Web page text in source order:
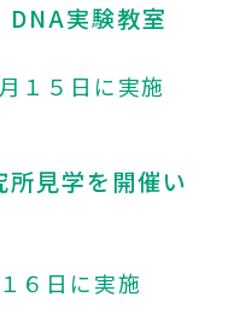
実験教室
１５日に実施
見学を開催い
６日に実施